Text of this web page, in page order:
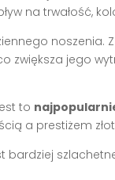
na trwałość,
noszenia.
zwiększa jego
to
a prestiżem
bardziej